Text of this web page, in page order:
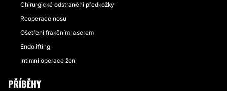
Chirurgické odstranění předkožky
Reoperace nosu
Ošetření frakčním laserem
Endolifting
Intimní operace žen
PŘÍBĚHY